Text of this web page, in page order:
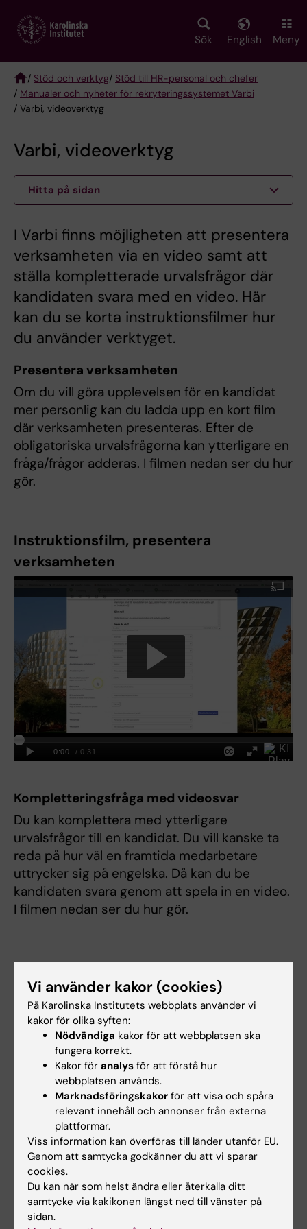
main
Sök English Meny
Breadcrumb
/ Stöd och verktyg/ Stöd till HR-personal och chefer
/ Manualer och nyheter för rekryteringssystemet Varbi
/ Varbi, videoverktyg
Varbi, videoverktyg
Hitta på sidan
I Varbi finns möjligheten att presentera
verksamheten via en video samt att
ställa kompletterade urvalsfrågor där
kandidaten svara med en video. Här
kan du se korta instruktionsfilmer hur
du använder verktyget.
Presentera verksamheten
Om du vill göra upplevelsen för en kandidat
mer personlig kan du ladda upp en kort film
där verksamheten presenteras. Efter de
obligatoriska urvalsfrågorna kan ytterligare en
fråga/frågor adderas. I filmen nedan ser du hur
gör.
Instruktionsfilm, presentera
verksamheten
Kompletteringsfråga med videosvar
Du kan komplettera med ytterligare
urvalsfrågor till en kandidat. Du vill kanske ta
reda på hur väl en framtida medarbetare
uttrycker sig på engelska. Då kan du be
kandidaten svara genom att spela in en video.
I filmen nedan ser du hur gör.
Instruktionsfilm, kompletteringsfråga
Hade du nytta av informationen på denna sida?
Vi använder kakor (cookies)
På Karolinska Institutets webbplats använder vi
kakor för olika syften:
Nödvändiga kakor för att webbplatsen ska
fungera korrekt.
Kakor för analys för att förstå hur
webbplatsen används.
Marknadsföringskakor för att visa och spåra
relevant innehåll och annonser från externa
plattformar.
Viss information kan överföras till länder utanför EU.
Genom att samtycka godkänner du att vi sparar
cookies.
Du kan när som helst ändra eller återkalla ditt
samtycke via kakikonen längst ned till vänster på
sidan.